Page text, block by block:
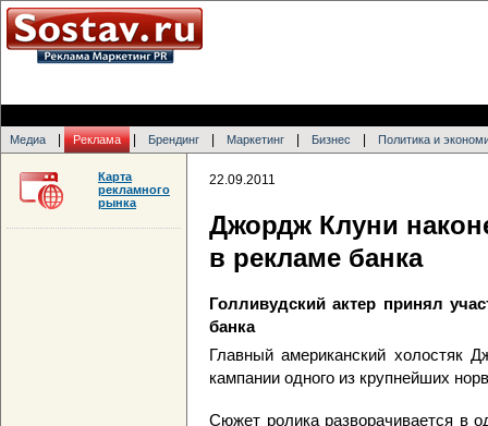
Медиа Реклама Брендинг Маркетинг Бизнес Политика и
22.09.2011
Джордж Клуни
в рекламе банка
Голливудский актер принял
банка
Главный американский холостяк
кампании одного из крупнейших
Сюжет ролика разворачивается в
Карта
рекламного
рынка